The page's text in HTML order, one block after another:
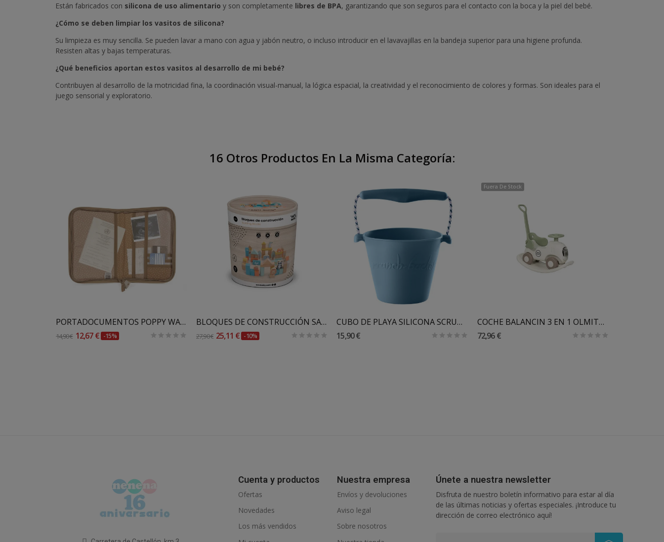
Están fabricados con silicona de uso alimentario y son completamente libres de BPA, garantizando que son seguros para el contacto con la boca y la piel del bebé.
¿Cómo se deben limpiar los vasitos de silicona?
Su limpieza es muy sencilla. Se pueden lavar a mano con agua y jabón neutro, o incluso introducir en el lavavajillas en la bandeja superior para una higiene profunda.
Resisten altas y bajas temperaturas.
¿Qué beneficios aportan estos vasitos al desarrollo de mi bebé?
Contribuyen al desarrollo de la motricidad fina, la coordinación visual-manual, la lógica espacial, la creatividad y el reconocimiento de colores y formas. Son ideales para el
juego sensorial y exploratorio.
16 Otros Productos En La Misma Categoría:
Añadir Al Carrito
PORTADOCUMENTOS POPPY WALKING MUM
14,90 € 12,67 € -15%
BLOQUES DE CONSTRUCCIÓN SARO WOOD
27,90 € 25,11 € -10%
CUBO DE PLAYA SILICONA SCRUNCH
15,90 €
Fuera De Stock
COCHE BALANCIN 3 EN 1 OLMITOS
72,96 €
Cuenta y productos
Ofertas
Novedades
Los más vendidos
Nuestra empresa
Envíos y devoluciones
Aviso legal
Sobre nosotros
Únete a nuestra newsletter
Disfruta de nuestro boletín informativo para estar al día
de las últimas noticias y ofertas especiales. ¡Introduce tu
dirección de correo electrónico aquí!